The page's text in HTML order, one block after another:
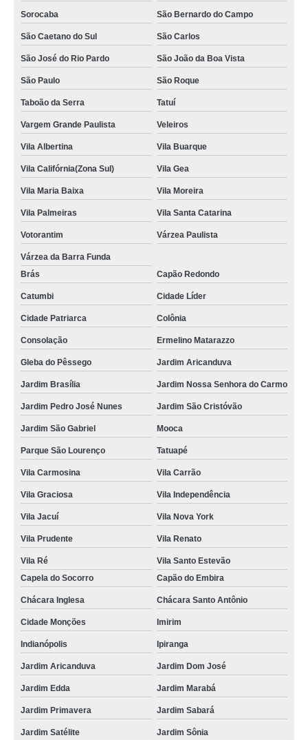
Sorocaba São Bernardo do Campo
São Caetano do Sul São Carlos
São José do Rio Pardo São João da Boa Vista
São Paulo São Roque
Taboão da Serra Tatuí
Vargem Grande Paulista Veleiros
Vila Albertina Vila Buarque
Vila Califórnia(Zona Sul) Vila Gea
Vila Maria Baixa Vila Moreira
Vila Palmeiras Vila Santa Catarina
Votorantim Várzea Paulista
Várzea da Barra Funda
Brás
Capão Redondo
Catumbi Cidade Líder
Cidade Patriarca Colônia
Consolação Ermelino Matarazzo
Gleba do Pêssego Jardim Aricanduva
Jardim Brasília Jardim Nossa Senhora do Carmo
Jardim Pedro José Nunes Jardim São Cristóvão
Jardim São Gabriel Mooca
Parque São Lourenço Tatuapé
Vila Carmosina Vila Carrão
Vila Graciosa Vila Independência
Vila Jacuí Vila Nova York
Vila Prudente Vila Renato
Vila Ré
Vila Santo Estevão
Capela do Socorro
Capão do Embira
Chácara Inglesa Chácara Santo Antônio
Cidade Monções Imirim
Indianópolis Ipiranga
Jardim Aricanduva Jardim Dom José
Jardim Edda Jardim Marabá
Jardim Primavera Jardim Sabará
Jardim Satélite Jardim Sônia